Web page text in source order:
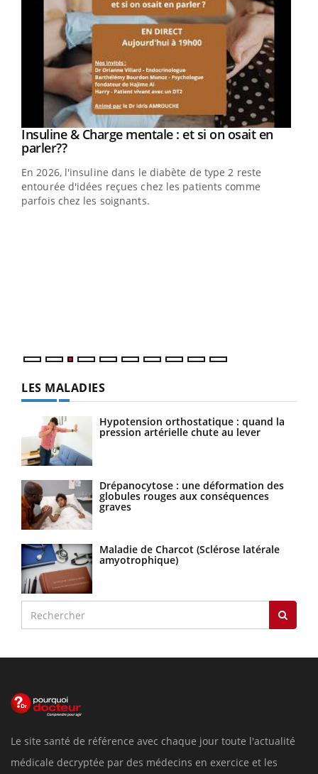
Youtube
Insuline & Charge mentale : et si on osait en
parler??Youtube
En 2026, l'insuline dans le diabète de type 2 reste
entourée d'idées reçues chez les patients comme
parfois chez les soignants.
LES MALADIES
Hypotension orthostatique : quand la
pression artérielle chute au lever
Drépanocytose : une déformation des
globules rouges aux conséquences
graves
Maladie de Charcot (Sclérose latérale
amyotrophique)
Le site santé de référence avec chaque jour toute l'actualité
médicale decryptée par des médecins en exercice et les